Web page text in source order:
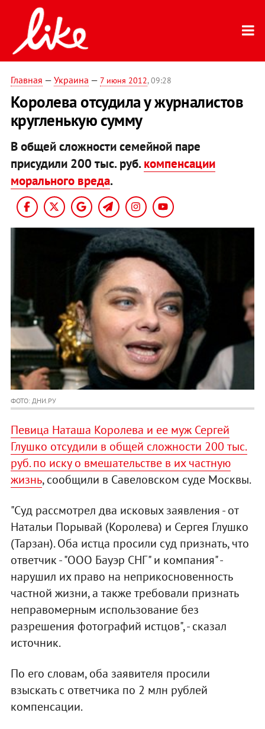
Главная — Украина — 7 июня 2012, 09:28
Королева отсудила у журналистов
кругленькую сумму
В общей сложности семейной паре
присудили 200 тыс. руб.компенсации
морального вреда.
ФОТО: ДНИ.РУ
Певица Наташа Королева и ее муж Сергей
Глушко отсудили в общей сложности 200 тыс.
руб. по иску о вмешательстве в их частную
жизнь, сообщили в Савеловском суде Москвы.
"Суд рассмотрел два исковых заявления - от
Натальи Порывай (Королева) и Сергея Глушко
(Тарзан). Оба истца просили суд признать, что
ответчик - "ООО Бауэр СНГ" и компания" -
нарушил их право на неприкосновенность
частной жизни, а также требовали признать
неправомерным использование без
разрешения фотографий истцов", - сказал
источник.
По его словам, оба заявителя просили
взыскать с ответчика по 2 млн рублей
компенсации.